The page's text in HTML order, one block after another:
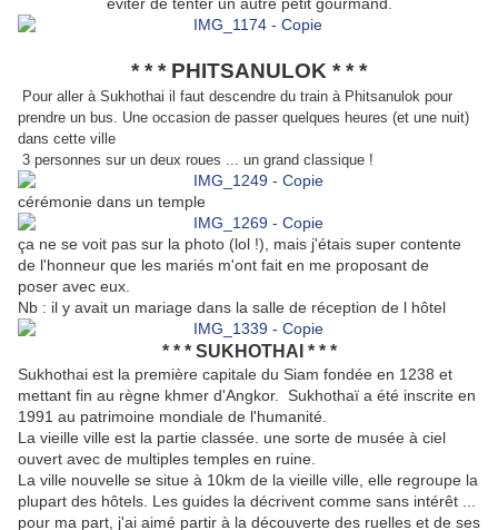
* * * PHITSANULOK * * *
Pour aller à Sukhothai il faut descendre du train à Phitsanulok pour
prendre un bus. Une occasion de passer quelques heures (et une nuit)
dans cette ville
3 personnes sur un deux roues ... un grand classique !
cérémonie dans un temple
ça ne se voit pas sur la photo (lol !), mais j'étais super contente
de l'honneur que les mariés m'ont fait en me proposant de
poser avec eux.
Nb : il y avait un mariage dans la salle de réception de l hôtel
* * * SUKHOTHAI * * *
Sukhothai est la première capitale du Siam fondée en 1238 et
mettant fin au règne khmer d'Angkor. Sukhothaï a été inscrite en
1991 au patrimoine mondiale de l'humanité.
La vieille ville est la partie classée. une sorte de musée à ciel
ouvert avec de multiples temples en ruine.
La ville nouvelle se situe à 10km de la vieille ville, elle regroupe la
plupart des hôtels. Les guides la décrivent comme sans intérêt ...
pour ma part, j'ai aimé partir à la découverte des ruelles et de ses